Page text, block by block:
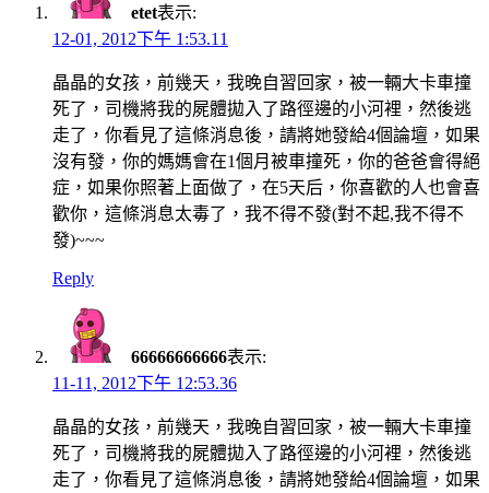
etet表示:
12-01, 2012下午 1:53.11
晶晶的女孩，前幾天，我晚自習回家，被一輛大卡車撞
死了，司機將我的屍體拋入了路徑邊的小河裡，然後逃
走了，你看見了這條消息後，請將她發給4個論壇，如果
沒有發，你的媽媽會在1個月被車撞死，你的爸爸會得絕
症，如果你照著上面做了，在5天后，你喜歡的人也會喜
歡你，這條消息太毒了，我不得不發(對不起,我不得不
發)~~~
Reply
66666666666表示:
11-11, 2012下午 12:53.36
晶晶的女孩，前幾天，我晚自習回家，被一輛大卡車撞
死了，司機將我的屍體拋入了路徑邊的小河裡，然後逃
走了，你看見了這條消息後，請將她發給4個論壇，如果